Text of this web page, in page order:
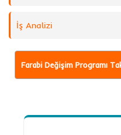
İş Analizi
Farabi Değişim Programı